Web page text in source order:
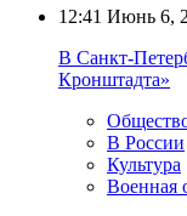
12:41 Июнь 6,
В Санкт-
Кронштадта»
В России
Культура
Военная